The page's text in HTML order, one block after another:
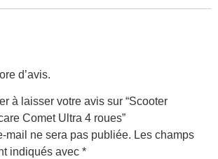
d’avis.
à laisser votre avis sur “Scooter
Comet Ultra 4 roues”
mail ne sera pas publiée. Les champs
indiqués avec *